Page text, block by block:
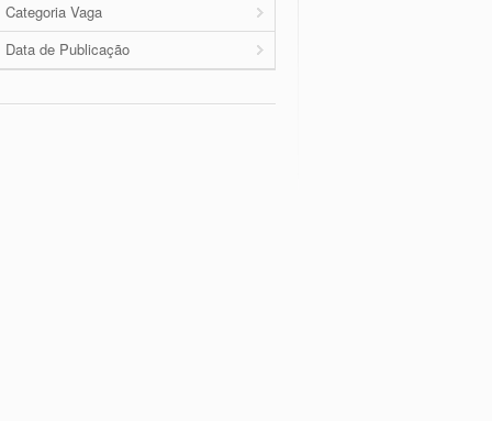
Categoria Vaga
Data de Publicação